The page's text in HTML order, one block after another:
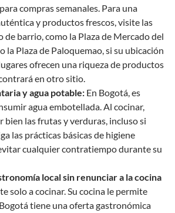
compras semanales. Para una
y productos frescos, visite las
de barrio, como la Plaza de Mercado del
la Plaza de Paloquemao, si su ubicación
ofrecen una riqueza de productos
en otro sitio.
y agua potable: En Bogotá, es
agua embotellada. Al cocinar,
bien las frutas y verduras, incluso si
las prácticas básicas de higiene
cualquier contratiempo durante su
local sin renunciar a la cocina
solo a cocinar. Su cocina le permite
tiene una oferta gastronómica